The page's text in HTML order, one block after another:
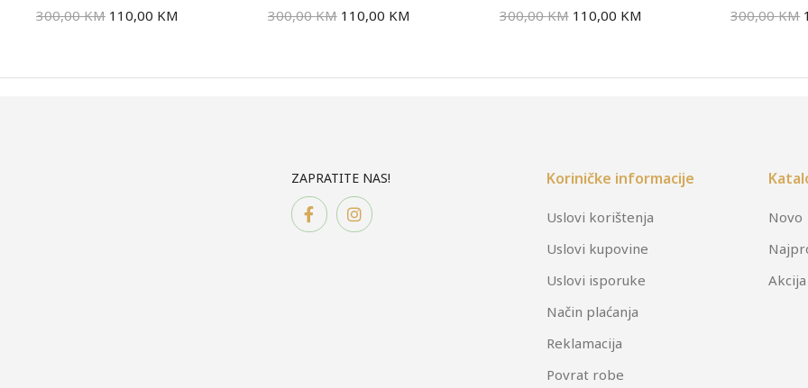
300,00KM 110,00 KM 300,00KM 110,00 KM 300,00KM 110,00 KM 300,00KM
ZAPRATITE NAS! Koriničke informacije
Uslovi korištenja
Uslovi kupovine
Uslovi isporuke
Način plaćanja
Reklamacija
Povrat robe
Novo
Akcija